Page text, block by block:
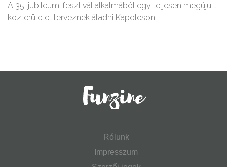
A 35. jubileumi fesztivál alkalmából egy teljesen megújult
közterületet terveznek átadni Kapolcson.
Rólunk
Impresszum